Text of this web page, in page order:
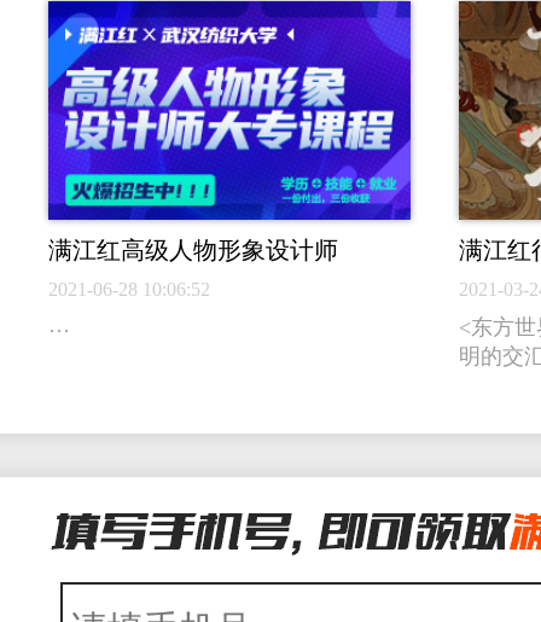
满江红高级人物形象设计师
2021-06-28 10:06:52
…
满江红
2021-03-
<东方
明的交